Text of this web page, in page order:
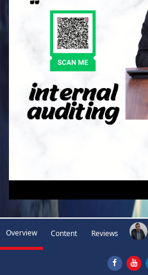
Overview Content Reviews